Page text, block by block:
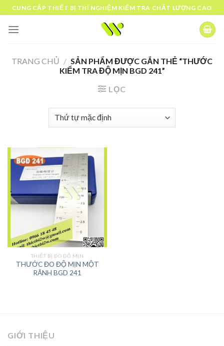
Skip
to
content
CUNG CẤP THIẾT BỊ THÍ NGHIỆM KIỂM TRA CHẤT LƯỢNG CAO
TRANG CHỦ / SẢN PHẨM ĐƯỢC GẮN THẺ “THƯỚC
KIỂM TRA ĐỘ MỊN BGD 241”
LỌC
THIẾT BỊ ĐO ĐỘ MỊN
THƯỚC ĐO ĐỘ MỊN MỘT
RÃNH BGD 241
GIỚI THIỆU